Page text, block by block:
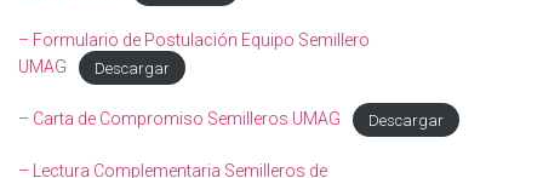
– Formulario de Postulación Equipo Semillero
UMAG
Descargar
– Carta de Compromiso Semilleros UMAG Descargar
– Lectura Complementaria Semilleros de